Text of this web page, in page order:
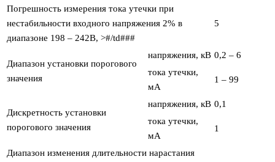
Погрешность измерения тока утечки при
нестабильности входного напряжения 2% в
диапазоне 198 – 242В, >#/td###
5
Диапазон установки порогового
значения
напряжения, кВ 0,2 – 6
тока утечки,
мА
1 – 99
Дискретность установки
порогового значения
напряжения, кВ 0,1
тока утечки,
мА
1
Диапазон изменения длительности нарастания